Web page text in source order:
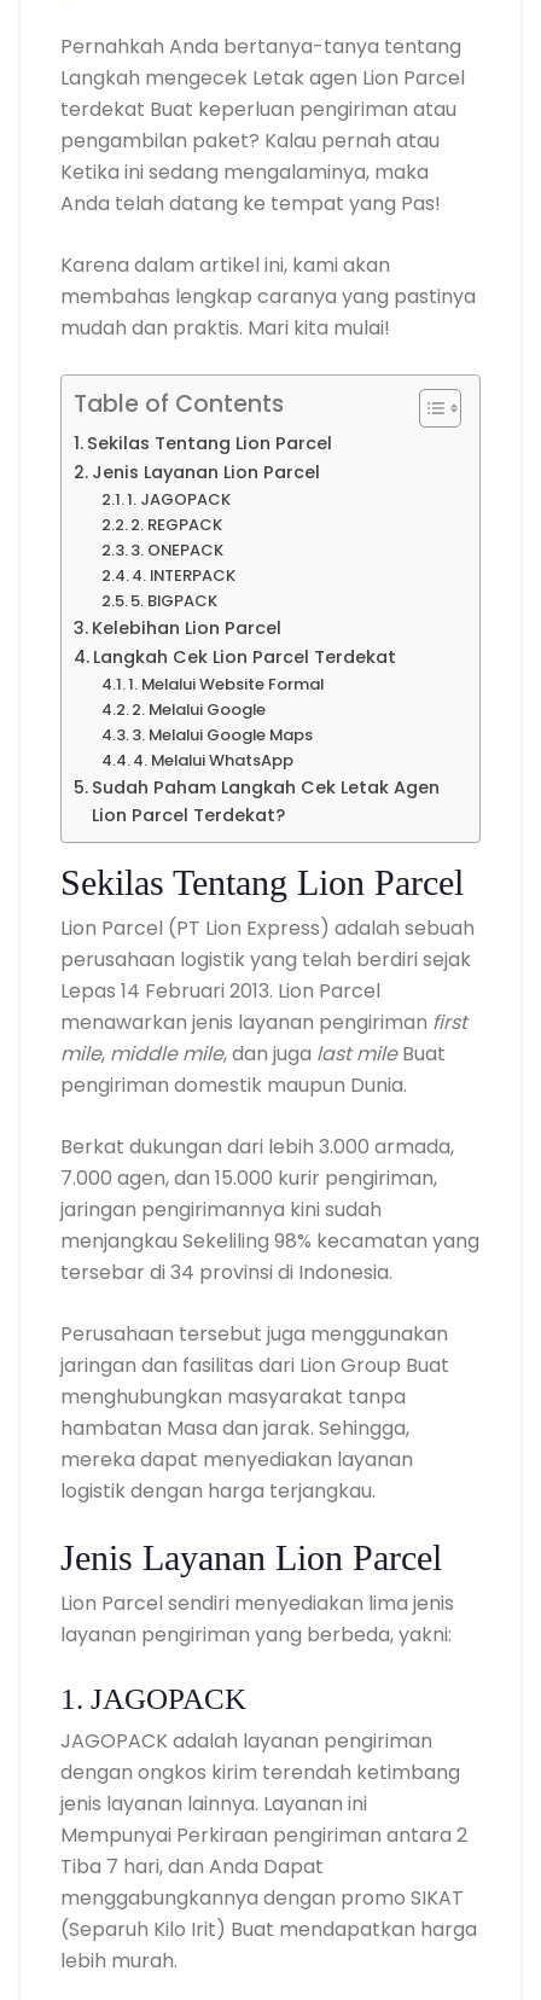
Pernahkah Anda bertanya-tanya tentang
Langkah mengecek Letak agen Lion Parcel
terdekat Buat keperluan pengiriman atau
pengambilan paket? Kalau pernah atau
Ketika ini sedang mengalaminya, maka
Anda telah datang ke tempat yang Pas!
Karena dalam artikel ini, kami akan
membahas lengkap caranya yang pastinya
mudah dan praktis. Mari kita mulai!
Table of Contents
Sekilas Tentang Lion Parcel
Jenis Layanan Lion Parcel
1. JAGOPACK
2. REGPACK
3. ONEPACK
4. INTERPACK
5. BIGPACK
Kelebihan Lion Parcel
Langkah Cek Lion Parcel Terdekat
1. Melalui Website Formal
2. Melalui Google
3. Melalui Google Maps
4. Melalui WhatsApp
Sudah Paham Langkah Cek Letak Agen
Lion Parcel Terdekat?
Sekilas Tentang Lion Parcel
Lion Parcel (PT Lion Express) adalah sebuah
perusahaan logistik yang telah berdiri sejak
Lepas 14 Februari 2013. Lion Parcel
menawarkan jenis layanan pengiriman first
mile, middle mile, dan juga last mileBuat
pengiriman domestik maupun Dunia.
Berkat dukungan dari lebih 3.000 armada,
7.000 agen, dan 15.000 kurir pengiriman,
jaringan pengirimannya kini sudah
menjangkau Sekeliling 98% kecamatan yang
tersebar di 34 provinsi di Indonesia.
Perusahaan tersebut juga menggunakan
jaringan dan fasilitas dari Lion Group Buat
menghubungkan masyarakat tanpa
hambatan Masa dan jarak. Sehingga,
mereka dapat menyediakan layanan
logistik dengan harga terjangkau.
Jenis Layanan Lion Parcel
Lion Parcel sendiri menyediakan lima jenis
layanan pengiriman yang berbeda, yakni:
1. JAGOPACK
JAGOPACK adalah layanan pengiriman
dengan ongkos kirim terendah ketimbang
jenis layanan lainnya. Layanan ini
Mempunyai Perkiraan pengiriman antara 2
Tiba 7 hari, dan Anda Dapat
menggabungkannya dengan promo SIKAT
(Separuh Kilo Irit) Buat mendapatkan harga
lebih murah.